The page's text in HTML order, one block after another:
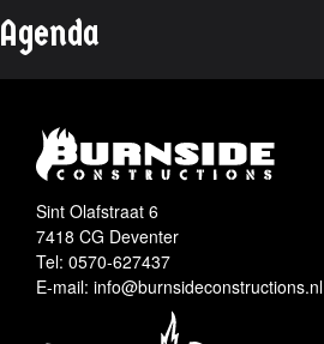
Agenda
Sint Olafstraat 6
7418 CG Deventer
Tel: 0570-627437
E-mail: info@burnsideconstructions.nl